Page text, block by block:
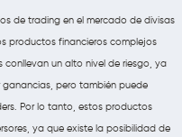
de trading en el mercado de divisas
productos financieros complejos
un alto nivel de riesgo, ya
pero también puede
Por lo tanto, estos productos
ya que existe la posibilidad de